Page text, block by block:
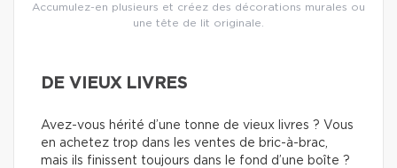
Accumulez-en plusieurs et créez des décorations murales ou
une tête de lit originale.
DE VIEUX LIVRES
Avez-vous hérité d’une tonne de vieux livres ? Vous
en achetez trop dans les ventes de bric-à-brac,
mais ils finissent toujours dans le fond d’une boîte ?